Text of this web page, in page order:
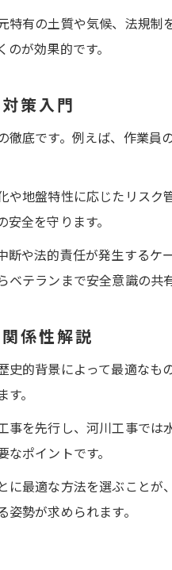
土木工事
土木工事
有の土質や気候、法規
が効果的です。
策入門
底です。例えば、作業
地盤特性に応じたリス
全を守ります。
や法的責任が発生する
テランまで安全意識の共
係性解説
的背景によって最適な
。
を先行し、河川工事で
ポイントです。
に最適な方法を選ぶこと
勢が求められます。